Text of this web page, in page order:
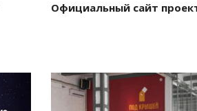
Официальный сайт